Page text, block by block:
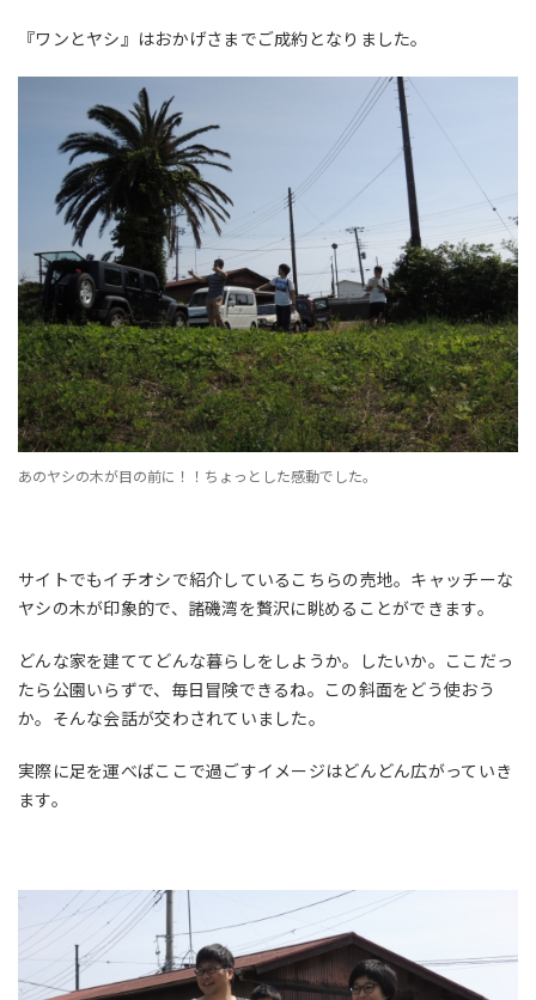
『ワンとヤシ』はおかげさまでご成約となりました。
あのヤシの木が目の前に！！ちょっとした感動でした。
サイトでもイチオシで紹介しているこちらの売地。キャッチーな
ヤシの木が印象的で、諸磯湾を贅沢に眺めることができます。
どんな家を建ててどんな暮らしをしようか。したいか。ここだっ
たら公園いらずで、毎日冒険できるね。この斜面をどう使おう
か。そんな会話が交わされていました。
実際に足を運べばここで過ごすイメージはどんどん広がっていき
ます。